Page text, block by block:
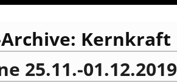
Kernkraft
25.11.-01.12.2019